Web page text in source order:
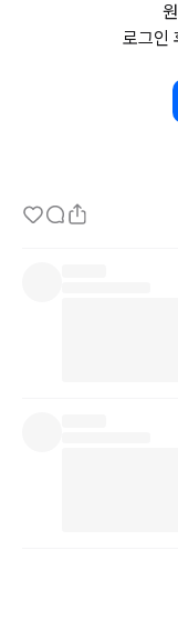
강아지 욕조도 찾아보
는데 좁아서 싫어하는
로그인